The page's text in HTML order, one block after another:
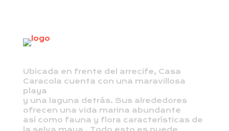
Ubicada en frente del arrecife, Casa
Caracola cuenta con una maravillosa
playa
y una laguna detrás. Sus alrededores
ofrecen una vida marina abundante
así como fauna y flora características de